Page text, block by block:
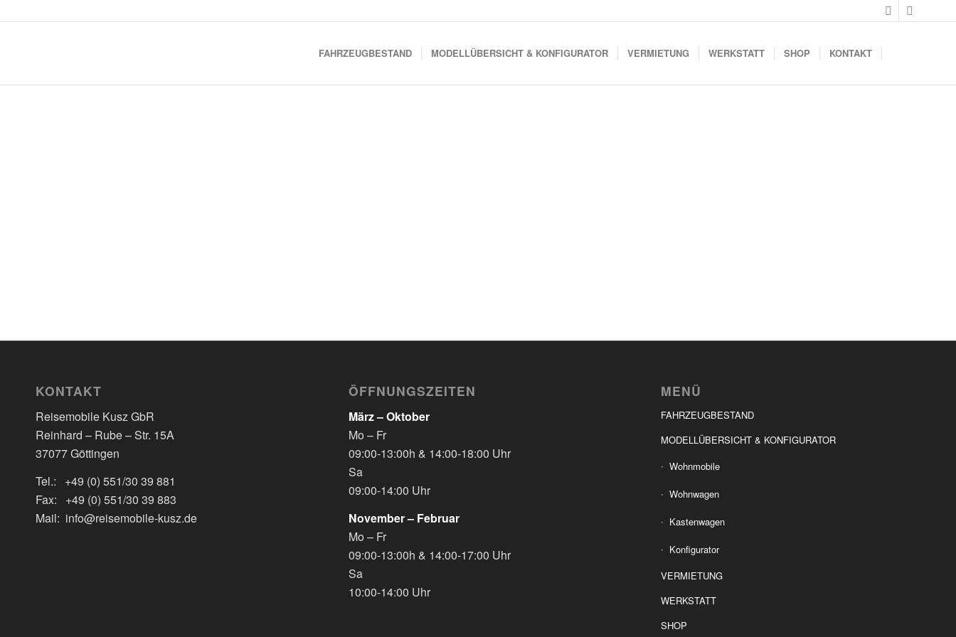
FAHRZEUGBESTAND MODELLÜBERSICHT & KONFIGURATOR VERMIETUNG WERKSTATT SHOP KONTAKT
KONTAKT
Reisemobile Kusz GbR
Reinhard – Rube – Str. 15A
37077 Göttingen
Tel.: +49 (0) 551/30 39 881
Fax: +49 (0) 551/30 39 883
Mail: info@reisemobile-kusz.de
ÖFFNUNGSZEITEN
März – Oktober
Mo – Fr
09:00-13:00h & 14:00-18:00 Uhr
Sa
09:00-14:00 Uhr
November – Februar
Mo – Fr
09:00-13:00h & 14:00-17:00 Uhr
Sa
10:00-14:00 Uhr
MENÜ
FAHRZEUGBESTAND
MODELLÜBERSICHT & KONFIGURATOR
Wohnmobile
Wohnwagen
Kastenwagen
Konfigurator
VERMIETUNG
WERKSTATT
SHOP